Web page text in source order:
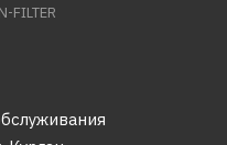
FILTER